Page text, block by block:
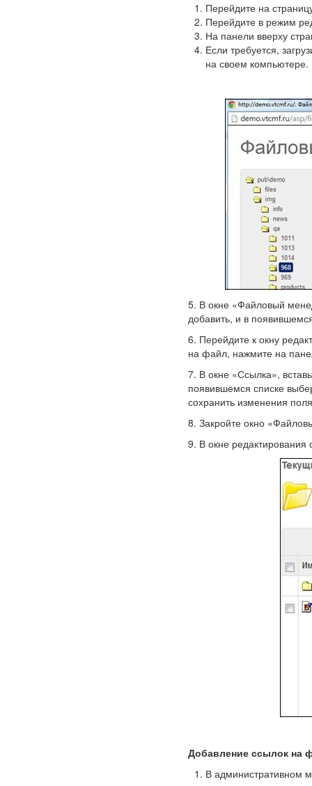
Перейдите на
Перейдите в режим
На панели вверху
Если требуется,
на своем компьютере.
5. В окне «Файловый
добавить, и в
6. Перейдите к окну
на файл, нажмите на
7. В окне «Ссылка»,
появившемся списке
сохранить изменения
8. Закройте окно
9. В окне
Добавление ссылок на
В административном